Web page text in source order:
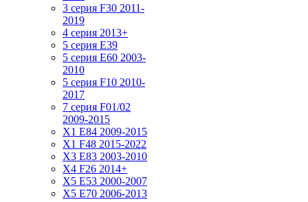
3 серия F30 2011-
2019
4 серия 2013+
5 серия E39
5 серия E60 2003-
2010
5 серия F10 2010-
2017
7 серия F01/02
2009-2015
X1 E84 2009-2015
X1 F48 2015-2022
X3 E83 2003-2010
X4 F26 2014+
X5 E53 2000-2007
X5 E70 2006-2013